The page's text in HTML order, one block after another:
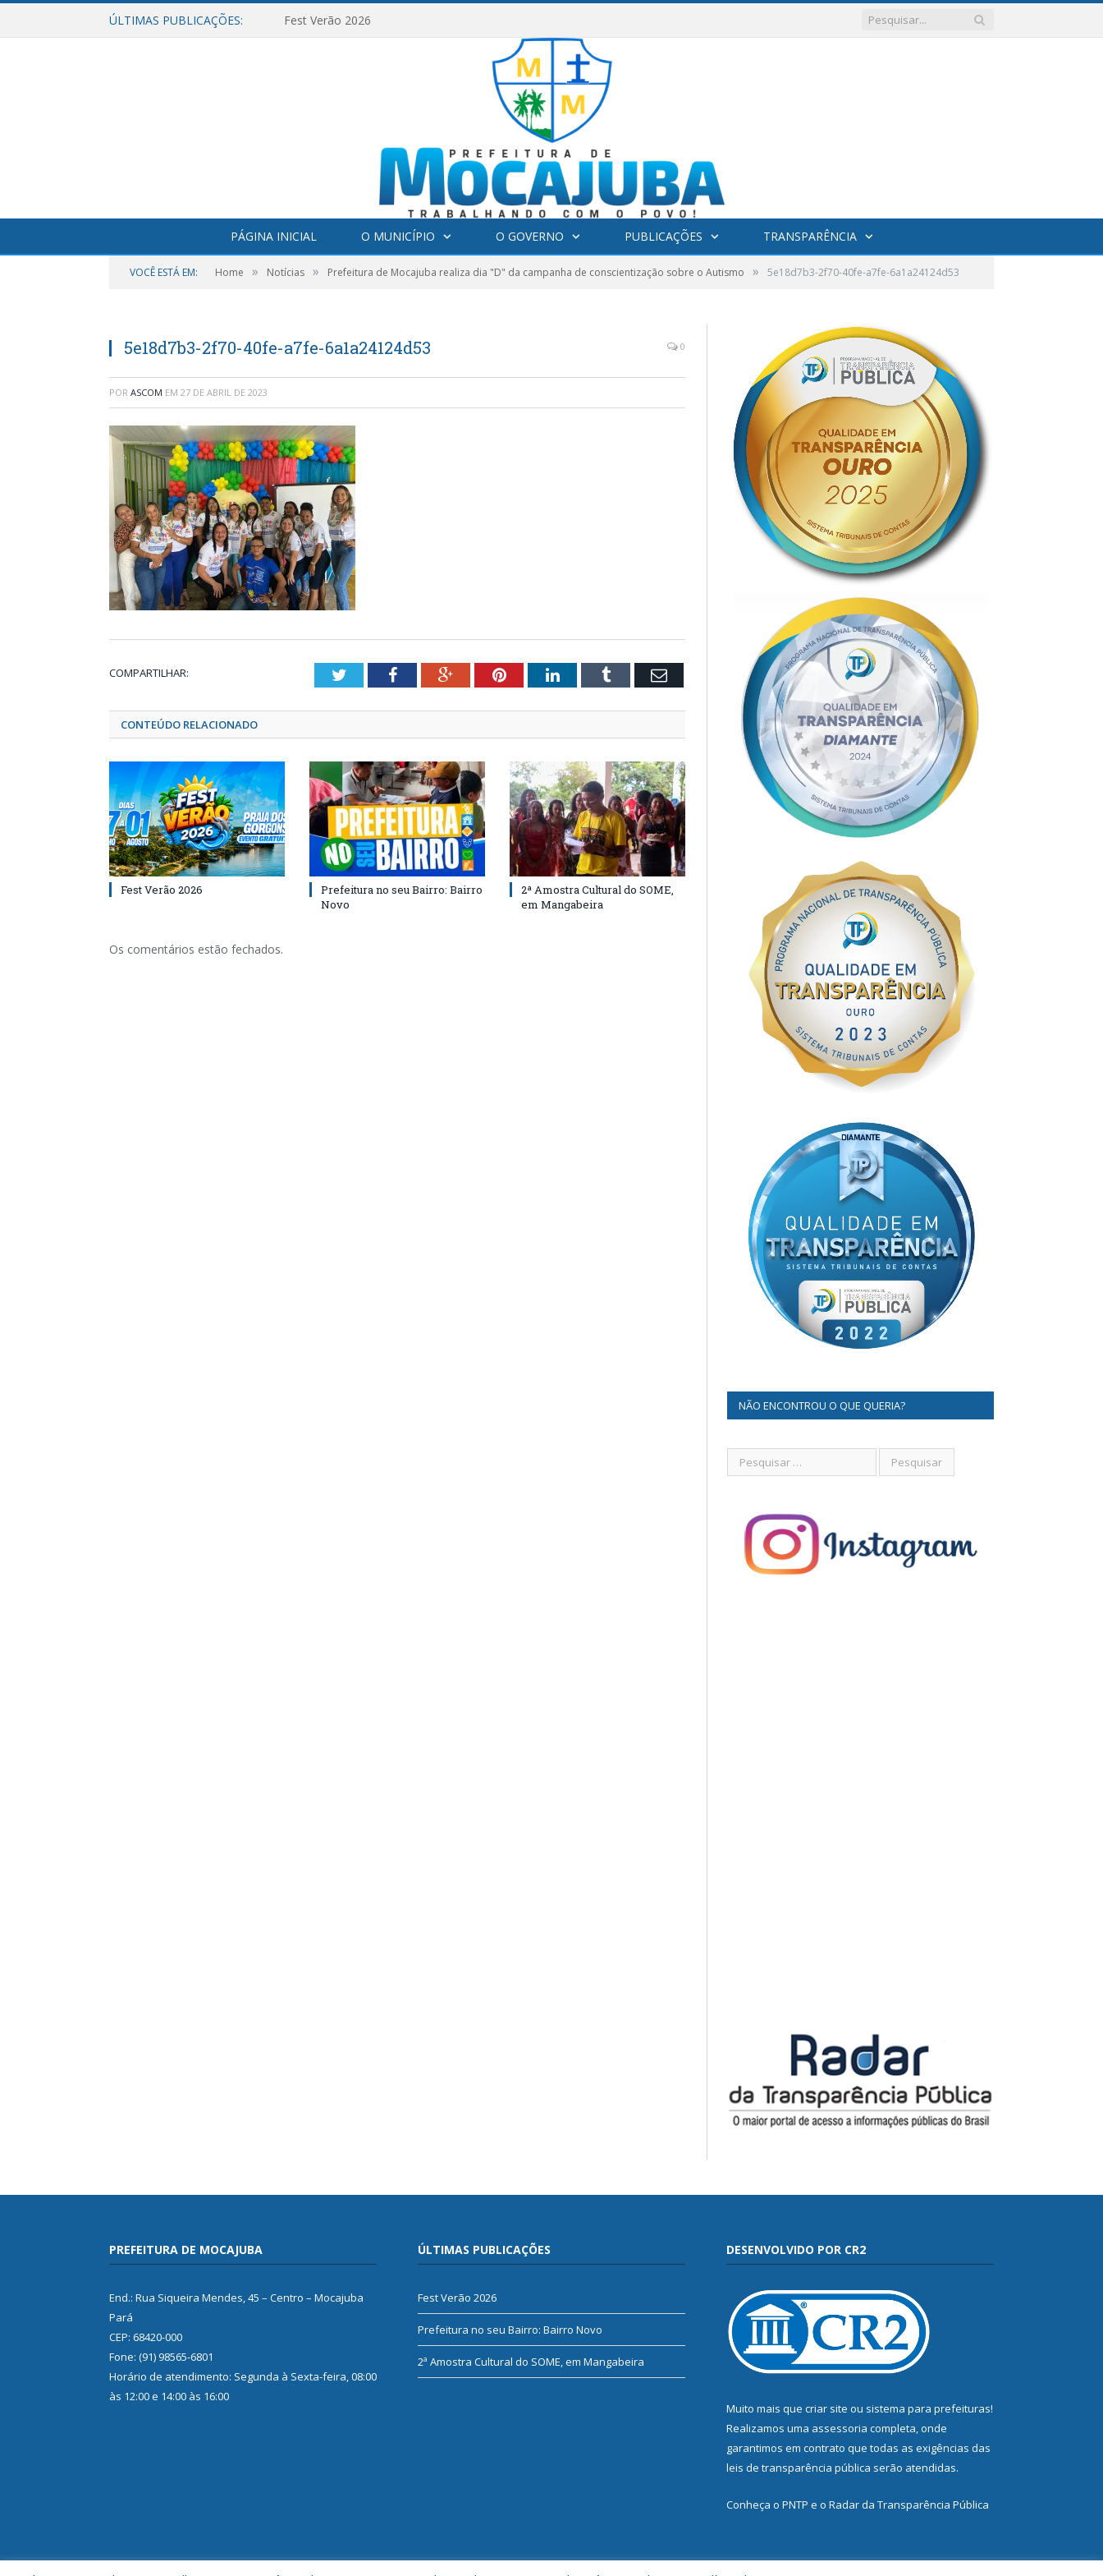
ÚLTIMAS PUBLICAÇÕES: Fest Verão 2026
PÁGINA INICIAL O MUNICÍPIO O GOVERNO PUBLICAÇÕES TRANSPARÊNCIA
VOCÊ ESTÁ EM: Home » Notícias » Prefeitura de Mocajuba realiza dia "D" da campanha de conscientização sobre o Autismo » 5e18d7b3-2f70-40fe-a7fe-6a1a24124d53
5e18d7b3-2f70-40fe-a7fe-6a1a24124d53 0
POR ASCOM EM 27 DE ABRIL DE 2023
COMPARTILHAR: TwitterFacebookGoogle+PinterestLinkedInTumblr Email
CONTEÚDO RELACIONADO
Fest Verão 2026
Prefeitura no seu Bairro: Bairro
Novo
2ª Amostra Cultural do SOME,
em Mangabeira
Os comentários estão fechados.
NÃO ENCONTROU O QUE QUERIA?
PREFEITURA DE MOCAJUBA
End.: Rua Siqueira Mendes, 45 – Centro – Mocajuba
Pará
CEP: 68420-000
Fone: (91) 98565-6801
Horário de atendimento: Segunda à Sexta-feira, 08:00
às 12:00 e 14:00 às 16:00
ÚLTIMAS PUBLICAÇÕES
Fest Verão 2026
Prefeitura no seu Bairro: Bairro Novo
2ª Amostra Cultural do SOME, em Mangabeira
DESENVOLVIDO POR CR2
Muito mais que criar site ou sistema para prefeituras!
Realizamos uma assessoria completa, onde
garantimos em contrato que todas as exigências das
leis de transparência pública serão atendidas.
Conheça o PNTP e o Radar da Transparência Pública